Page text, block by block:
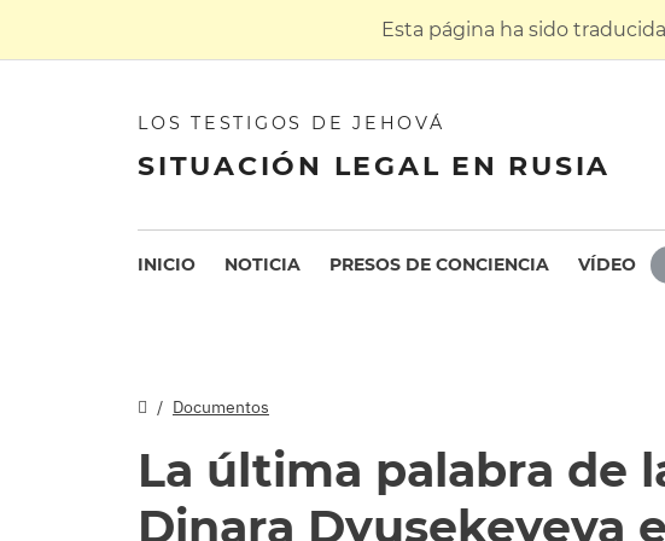
Esta página ha sido
LOS TESTIGOS DE JEHOVÁ
SITUACIÓN LEGAL EN RUSIA
INICIO NOTICIA PRESOS DE CONCIENCIA VÍDEO
Documentos
La última palabra de
Dinara Dyusekeyeva